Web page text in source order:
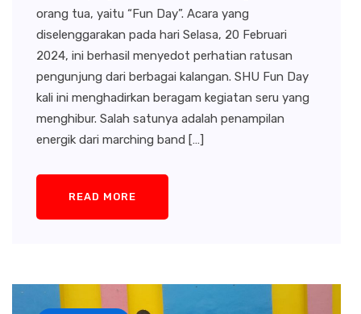
orang tua, yaitu “Fun Day”. Acara yang
diselenggarakan pada hari Selasa, 20 Februari
2024, ini berhasil menyedot perhatian ratusan
pengunjung dari berbagai kalangan. SHU Fun Day
kali ini menghadirkan beragam kegiatan seru yang
menghibur. Salah satunya adalah penampilan
energik dari marching band […]
READ MORE